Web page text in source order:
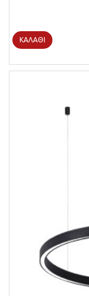
ΚΑΛΆΘΙ